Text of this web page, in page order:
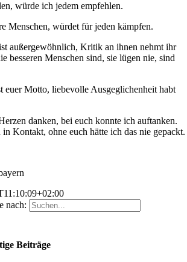
würde ich jedem empfehlen.
Menschen, würdet für jeden kämpfen.
außergewöhnlich, Kritik an ihnen nehmt ihr
besseren Menschen sind, sie lügen nie, sind
euer Motto, liebevolle Ausgeglichenheit habt
danken, bei euch konnte ich auftanken.
Kontakt, ohne euch hätte ich das nie gepackt.
nach:
Beiträge